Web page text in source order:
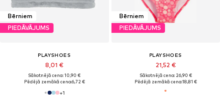
Bērniem
PIEDĀVĀJUMS
PLAYSHOES
8,01 €
Sākotnējā cena: 10,90 €
Pēdējā zemākā cena:6,72 €
+1
Bērniem
PIEDĀVĀJUMS
PLAYSHOES
21,52 €
Sākotnējā cena: 26,90 €
Pēdējā zemākā cena:18,81 €